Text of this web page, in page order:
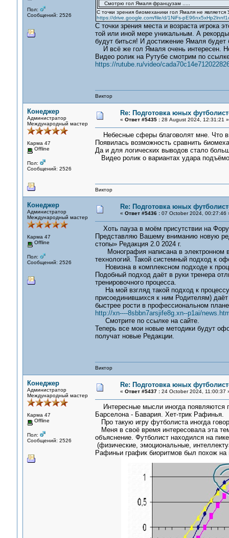
Пол:
Сообщений: 2526
Смотрю гол Ямаля французам .....
С точки зрения биомеханики гол Ямаля не является
https://drive.google.com/file/d/1NiFs-
С точки зрения места и возраста игрока
той или иной мере уникальным. А
будут биться! И достижение Ямаля будет
И всё же гол Ямаля очень интересен.
Видео ролик на Рутубе смотрим по
https://rutube.ru/video/
Виктор
Конеджер
Администратор
Международный мастер
Карма 47
Offline
Пол:
Сообщений: 2526
Re: Подготовка юных
« Ответ #5435 :28 August 2024, 12:31:21 »
Небесные сферы благоволят мне. Что
Появилась возможность сравнить
Да и для логических выводов стало
Видео ролик о вариантах удара
Виктор
Конеджер
Администратор
Международный мастер
Карма 47
Offline
Пол:
Сообщений: 2526
Re: Подготовка юных
« Ответ #5436 :07 October 2024, 00:27:46
Хоть пауза в моём присутствии на
Представляю Вашему вниманию новую
стопы» Редакция 2.0 2024 г.
Монография написана в электронном
технологий. Такой системный подход к
Новизна в комплексном подходе к
Подобный подход даёт в руки тренера
тренировочного процесса.
На мой взгляд такой подход к
присоединившихся к ним Родителям)
быстрее рости в профессиональном
http://xn----8sbbn7arsjife8g.xn--p1ai/
Смотрите по ссылке на сайте.
Теперь все мои новые методики будут
получат новые Редакции.
Виктор
Конеджер
Администратор
Международный мастер
Карма 47
Offline
Пол:
Сообщений: 2526
Re: Подготовка юных
« Ответ #5437 :24 October 2024, 11:00:37
Интересные мысли иногда появляются
Барселона - Бавария. Хет-трик Рафинья.
Про такую игру футболиста иногда
Меня в своё время интересовала эта
объяснение. Футболист находился на
(физические, эмоциональные,
Рафиньи график биоритмов был похож на